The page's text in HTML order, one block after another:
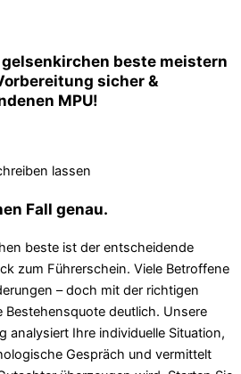
beste meistern
sicher &
MPU!
Fall genau.
beste ist der entscheidende
zum Führerschein. Viele Betroffene
– doch mit der richtigen
Bestehensquote deutlich. Unsere
analysiert Ihre individuelle Situation,
Gespräch und vermittelt